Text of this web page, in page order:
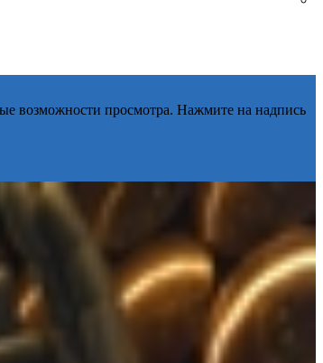
возможности просмотра. Нажмите на надпись